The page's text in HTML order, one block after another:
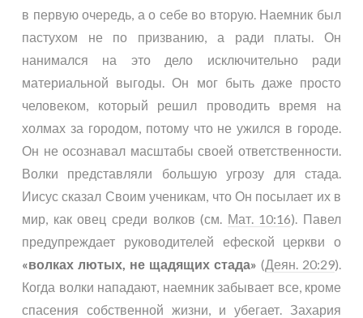
в первую очередь, а о себе во вторую. Наемник был
пастухом не по призванию, а ради платы. Он
нанимался на это дело исключительно ради
материальной выгоды. Он мог быть даже просто
человеком, который решил проводить время на
холмах за городом, потому что не ужился в городе.
Он не осознавал масштабы своей ответственности.
Волки представляли большую угрозу для стада.
Иисус сказал Своим ученикам, что Он посылает их в
мир, как овец среди волков (см. Мат. 10:16). Павел
предупреждает руководителей ефеской церкви о
«волках лютых, не щадящих стада» (Деян. 20:29).
Когда волки нападают, наемник забывает все, кроме
спасения собственной жизни, и убегает. Захария